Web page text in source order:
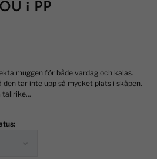
i PP
muggen för både vardag och kalas.
tar inte upp så mycket plats i skåpen.
tallrike...